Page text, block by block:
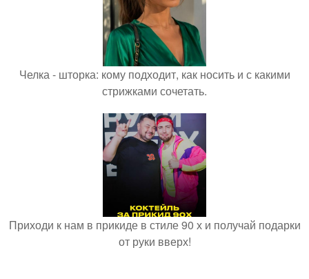
Челка - шторка: кому подходит, как носить и с какими
стрижками сочетать.
Приходи к нам в прикиде в стиле 90 х и получай подарки
от руки вверх!